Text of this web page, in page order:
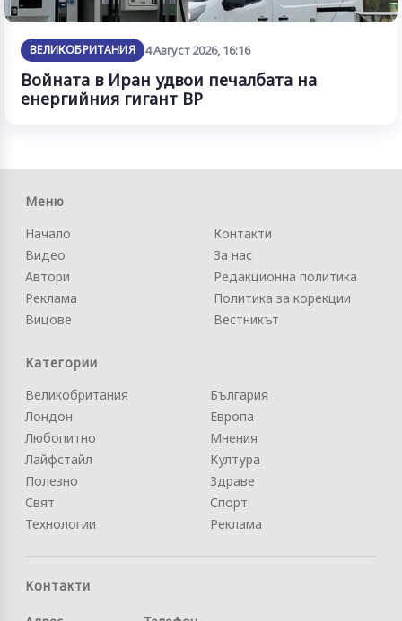
ВЕЛИКОБРИТАНИЯ 4 Август 2026, 16:16
Войната в Иран удвои печалбата на
енергийния гигант BP
Меню
Начало
Видео
Автори
Реклама
Вицове
Контакти
За нас
Редакционна политика
Политика за корекции
Вестникът
Категории
Великобритания
Лондон
Любопитно
Лайфстайл
Полезно
Свят
Технологии
България
Европа
Мнения
Култура
Здраве
Спорт
Реклама
Контакти